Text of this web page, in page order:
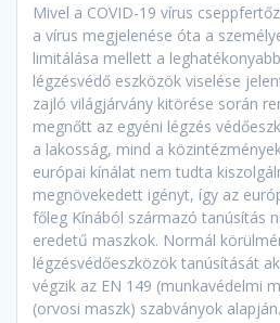
Mivel a COVID-19 vírus
a vírus megjelenése óta a
limitálása mellett a
légzésvédő eszközök viselése
zajló világjárvány kitörése során
megnőtt az egyéni légzés
a lakosság, mind a
európai kínálat nem tudta
megnövekedett igényt, így az
főleg Kínából származó tanúsítás
eredetű maszkok. Normál
légzésvédőeszközök tanúsítását
végzik az EN 149 (munkavédelmi
(orvosi maszk) szabványok